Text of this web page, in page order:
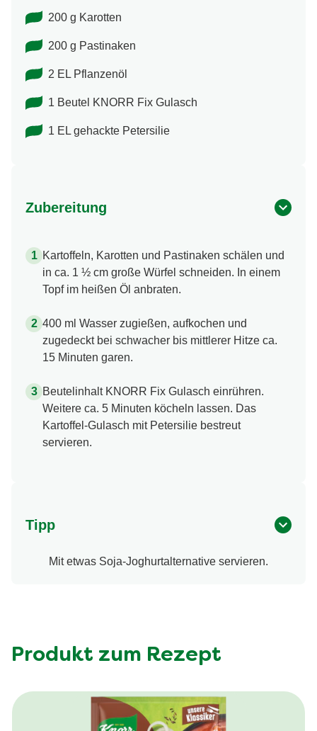
200 g Karotten
200 g Pastinaken
2 EL Pflanzenöl
1 Beutel KNORR Fix Gulasch
1 EL gehackte Petersilie
Zubereitung
Kartoffeln, Karotten und Pastinaken schälen und
in ca. 1 ½ cm große Würfel schneiden. In einem
Topf im heißen Öl anbraten.
400 ml Wasser zugießen, aufkochen und
zugedeckt bei schwacher bis mittlerer Hitze ca.
15 Minuten garen.
Beutelinhalt KNORR Fix Gulasch einrühren.
Weitere ca. 5 Minuten köcheln lassen. Das
Kartoffel-Gulasch mit Petersilie bestreut
servieren.
Tipp
Mit etwas Soja-Joghurtalternative servieren.
Produkt zum Rezept